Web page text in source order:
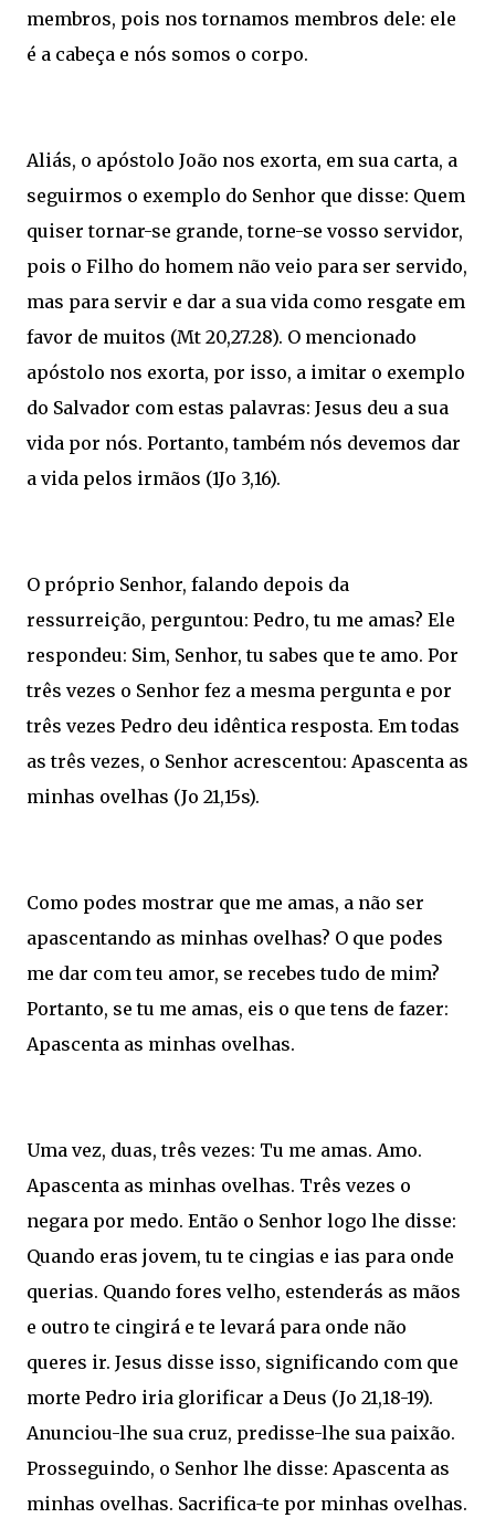
membros, pois nos tornamos membros dele: ele
é a cabeça e nós somos o corpo.
Aliás, o apóstolo João nos exorta, em sua carta, a
seguirmos o exemplo do Senhor que disse: Quem
quiser tornar-se grande, torne-se vosso servidor,
pois o Filho do homem não veio para ser servido,
mas para servir e dar a sua vida como resgate em
favor de muitos (Mt 20,27.28). O mencionado
apóstolo nos exorta, por isso, a imitar o exemplo
do Salvador com estas palavras: Jesus deu a sua
vida por nós. Portanto, também nós devemos dar
a vida pelos irmãos (1Jo 3,16).
O próprio Senhor, falando depois da
ressurreição, perguntou: Pedro, tu me amas? Ele
respondeu: Sim, Senhor, tu sabes que te amo. Por
três vezes o Senhor fez a mesma pergunta e por
três vezes Pedro deu idêntica resposta. Em todas
as três vezes, o Senhor acrescentou: Apascenta as
minhas ovelhas (Jo 21,15s).
Como podes mostrar que me amas, a não ser
apascentando as minhas ovelhas? O que podes
me dar com teu amor, se recebes tudo de mim?
Portanto, se tu me amas, eis o que tens de fazer:
Apascenta as minhas ovelhas.
Uma vez, duas, três vezes: Tu me amas. Amo.
Apascenta as minhas ovelhas. Três vezes o
negara por medo. Então o Senhor logo lhe disse:
Quando eras jovem, tu te cingias e ias para onde
querias. Quando fores velho, estenderás as mãos
e outro te cingirá e te levará para onde não
queres ir. Jesus disse isso, significando com que
morte Pedro iria glorificar a Deus (Jo 21,18-19).
Anunciou-lhe sua cruz, predisse-lhe sua paixão.
Prosseguindo, o Senhor lhe disse: Apascenta as
minhas ovelhas. Sacrifica-te por minhas ovelhas.